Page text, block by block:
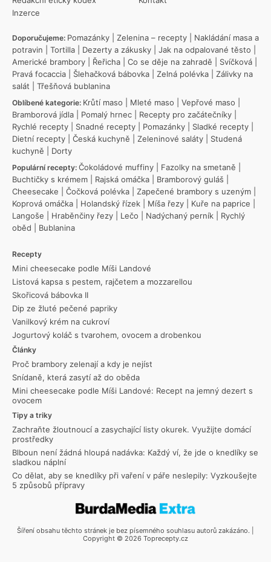
Inzerce
Doporučujeme: Pomazánky Zelenina – recepty
Nakládání masa a
potravin
Tortilla Dezerty a zákusky Jak na odpalované těsto
Americké brambory
Řeřicha Co se děje na zahradě Svíčková
Pravá focaccia
Šlehačková bábovka Zelná polévka
Zálivky na
salát
Třešňová bublanina
Oblíbené kategorie: Krůtí maso Mleté maso Vepřové maso
Bramborová jídla
Pomalý hrnec Recepty pro začátečníky
Rychlé recepty
Snadné recepty Pomazánky Sladké recepty
Dietní recepty
Česká kuchyně Zeleninové saláty
Studená
kuchyně
Dorty
Populární recepty: Čokoládové muffiny Fazolky na smetaně
Buchtičky s krémem
Rajská omáčka Bramborový guláš
Cheesecake
Čočková polévka Zapečené brambory s uzeným
Koprová omáčka
Holandský řízek Míša řezy Kuře na paprice
Langoše
Hraběnčiny řezy Lečo Nadýchaný perník
Rychlý
oběd
Bublanina
Recepty
Mini cheesecake podle Míši Landové
Listová kapsa s pestem, rajčetem a mozzarellou
Skořicová bábovka II
Dip ze žluté pečené papriky
Vanilkový krém na cukroví
Jogurtový koláč s tvarohem, ovocem a drobenkou
Články
Proč brambory zelenají a kdy je nejíst
Snídaně, která zasytí až do oběda
Mini cheesecake podle Míši Landové: Recept na jemný dezert s
ovocem
Tipy a triky
Zachraňte žloutnoucí a zasychající listy okurek. Využijte domácí
prostředky
Blboun není žádná hloupá nadávka: Každý ví, že jde o knedlíky se
sladkou náplní
Co dělat, aby se knedlíky při vaření v páře neslepily: Vyzkoušejte
5 způsobů přípravy
Šíření obsahu těchto stránek je bez písemného souhlasu autorů zakázáno. |
Copyright © 2026 Toprecepty.cz